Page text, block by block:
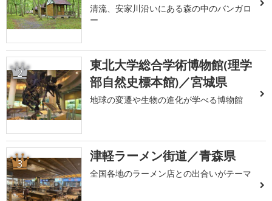
清流、安家川沿いにある森の中のバンガロ
ー
2
東北大学総合学術博物館(理学
部自然史標本館)／宮城県
地球の変遷や生物の進化が学べる博物館
3 津軽ラーメン街道／青森県
全国各地のラーメン店との出合いがテーマ